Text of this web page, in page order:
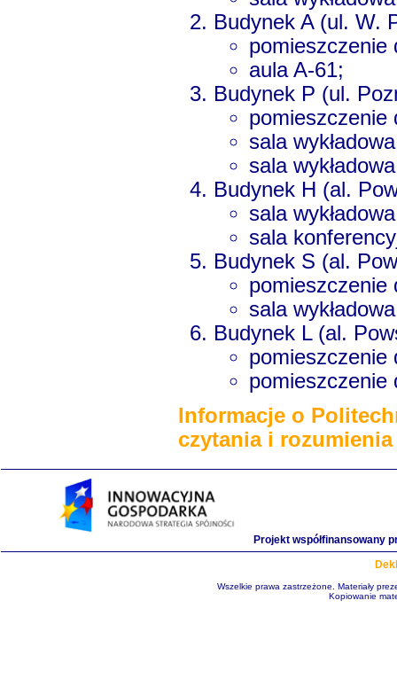
Budynek A (ul. W.
pomieszczenie
aula A-61;
Budynek P (ul.
pomieszczenie
sala
sala
Budynek H (al.
sala
sala
Budynek S (al.
pomieszczenie
sala
Budynek L (al.
pomieszczenie
pomieszczenie
Informacje o
czytania i rozumienia
Projekt współfinansowany
Wszelkie prawa zastrzeżone. Materiały
Kopiowanie